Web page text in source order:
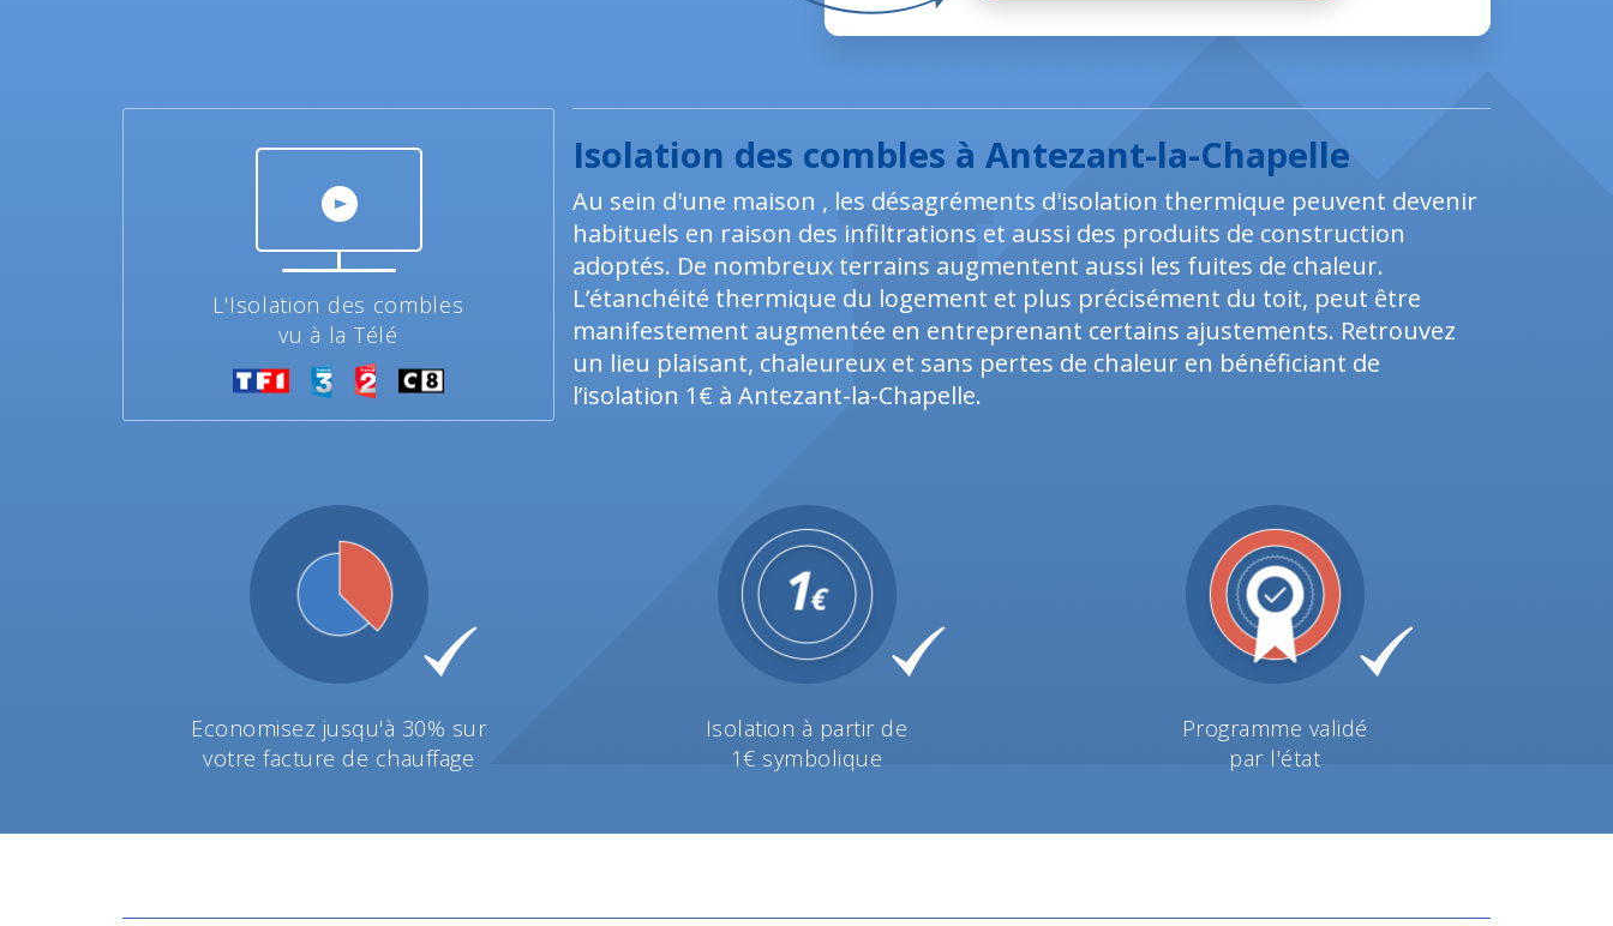
L'Isolation des combles
vu à la Télé
Isolation des combles à Antezant-la-Chapelle
Au sein d'une maison , les désagréments d'isolation thermique peuvent devenir
habituels en raison des infiltrations et aussi des produits de construction
adoptés. De nombreux terrains augmentent aussi les fuites de chaleur.
L’étanchéité thermique du logement et plus précisément du toit, peut être
manifestement augmentée en entreprenant certains ajustements. Retrouvez
un lieu plaisant, chaleureux et sans pertes de chaleur en bénéficiant de
l’isolation 1€ à Antezant-la-Chapelle.
Economisez jusqu'à 30% sur
votre facture de chauffage
Isolation à partir de
1€ symbolique
Programme validé
par l'état